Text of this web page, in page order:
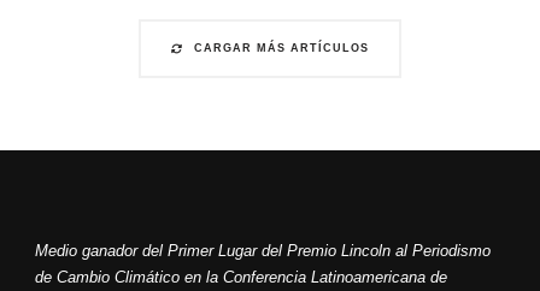
CARGAR MÁS ARTÍCULOS
Medio ganador del Primer Lugar del Premio Lincoln al Periodismo
de Cambio Climático en la Conferencia Latinoamericana de